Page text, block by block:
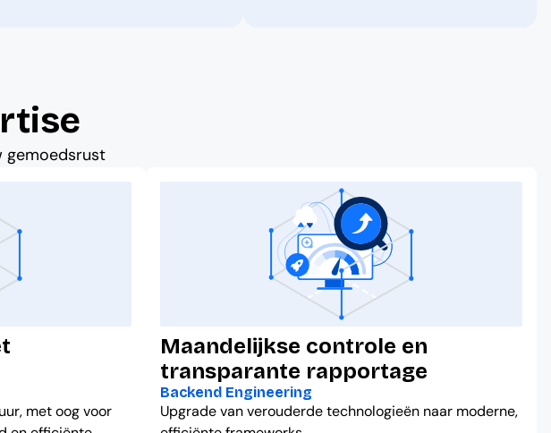
gemoedsrust
met oog voor
Maandelijkse controle en
transparante rapportage
Backend Engineering
Upgrade van verouderde technologieën naar moderne,